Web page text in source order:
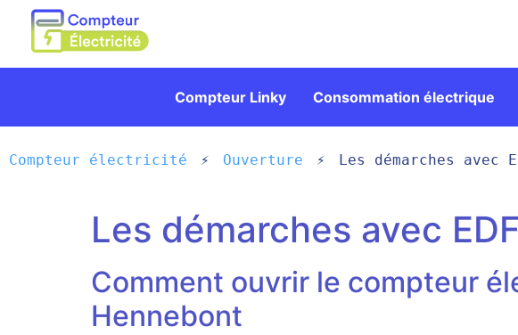
Compteur Linky Consommation électrique
Compteur électricité Ouverture Les démarches avec
Les démarches avec
Comment ouvrir le compteur
Hennebont